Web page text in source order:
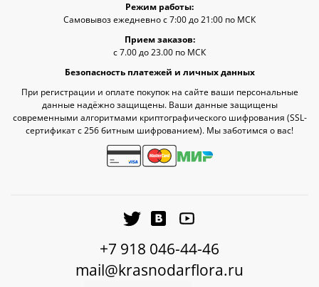
Режим работы:
Самовывоз ежедневно с 7:00 до 21:00 по МСК
Прием заказов:
с 7.00 до 23.00 по МСК
Безопасность платежей и личных данных
При регистрации и оплате покупок на сайте ваши персональные
данные надёжно защищены. Ваши данные защищены
современными алгоритмами криптографического шифрования (SSL-
сертификат c 256 битным шифрованием). Мы заботимся о вас!
+7 918 046-44-46
mail@krasnodarflora.ru